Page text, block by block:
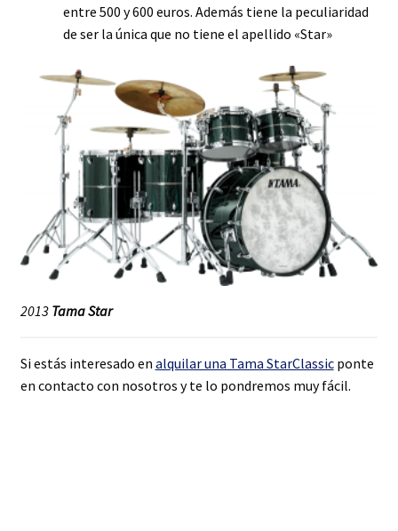
entre 500 y 600 euros. Además tiene la peculiaridad
de ser la única que no tiene el apellido «Star»
2013 Tama Star
Si estás interesado en alquilar una Tama StarClassicponte
en contacto con nosotros y te lo pondremos muy fácil.